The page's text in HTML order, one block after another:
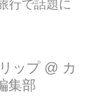
覆いたくな
行で話題に
ップ @ カ
集部